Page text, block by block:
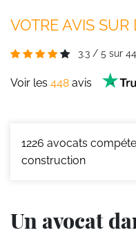
VOTRE AVIS
3.3 / 5 sur
Voir les 448 avis
1226 avocats
construction
Un avocat